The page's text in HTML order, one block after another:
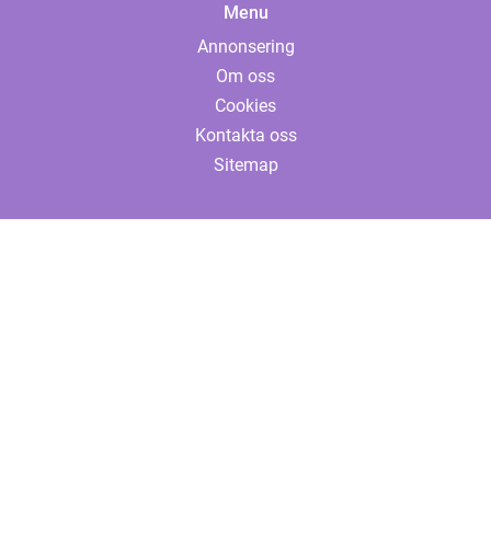
Menu
Annonsering
Om oss
Cookies
Kontakta oss
Sitemap